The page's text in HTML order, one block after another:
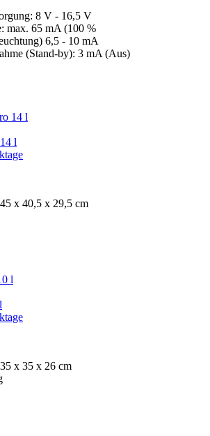
8 V - 16,5 V
max. 65 mA (100 %
6,5 - 10 mA
(Stand-by): 3 mA (Aus)
l
x 40,5 x 29,5 cm
x 35 x 26 cm